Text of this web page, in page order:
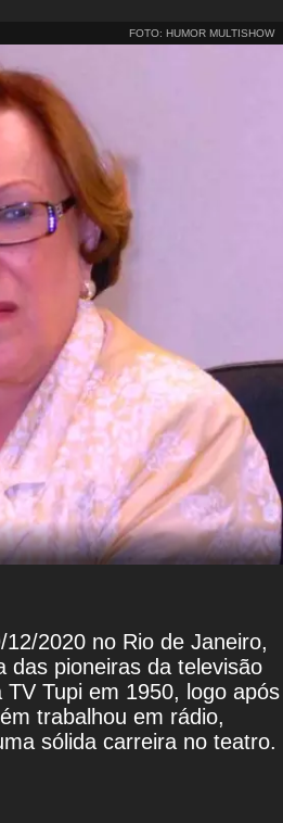
FOTO: HUMOR MULTISHOW
2020 no Rio de Janeiro,
das pioneiras da televisão
TV Tupi em 1950, logo após
trabalhou em rádio,
sólida carreira no teatro.